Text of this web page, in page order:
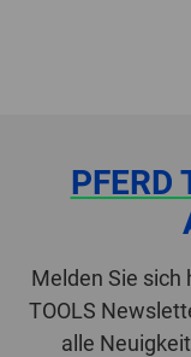
PFERD
Melden Sie sich
TOOLS
alle